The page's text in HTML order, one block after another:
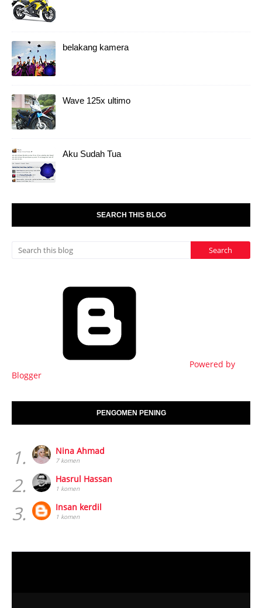
belakang kamera
Wave 125x ultimo
Aku Sudah Tua
SEARCH THIS BLOG
Powered by
Blogger
PENGOMEN PENING
1. Nina Ahmad
7 komen
2. Hasrul Hassan
1 komen
3. Insan kerdil
1 komen